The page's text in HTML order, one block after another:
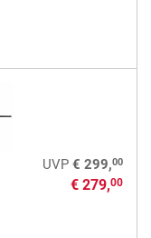
UVP € 299,00
€ 279,00